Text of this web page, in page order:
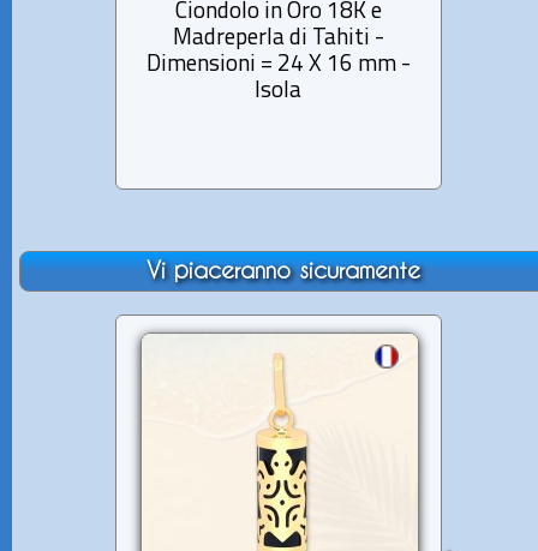
Ciondolo in Oro 18K e
Madreperla di Tahiti -
Dimensioni = 24 X 16 mm -
Isola
Vi piaceranno sicuramente